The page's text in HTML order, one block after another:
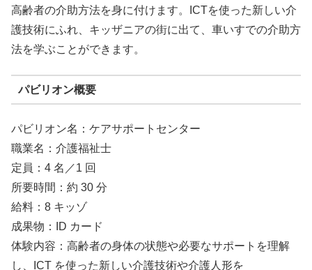
高齢者の介助方法を身に付けます。ICTを使った新しい介
護技術にふれ、キッザニアの街に出て、車いすでの介助方
法を学ぶことができます。
パビリオン概要
パビリオン名：ケアサポートセンター
職業名：介護福祉士
定員：4 名／1 回
所要時間：約 30 分
給料：8 キッゾ
成果物：ID カード
体験内容：高齢者の身体の状態や必要なサポートを理解
し、ICT を使った新しい介護技術や介護人形を